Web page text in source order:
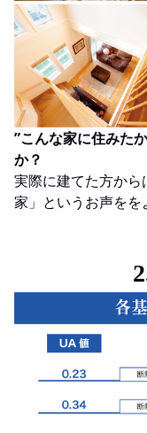
”こんな家に住みた
か？
実際に建てた方か
家」というお声をを